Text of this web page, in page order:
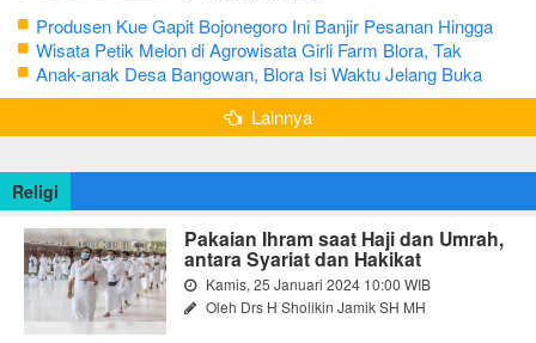
Produsen Kue Gapit Bojonegoro Ini Banjir Pesanan Hingga
Puluhan Juta di Bulan Ramadan
Wisata Petik Melon di Agrowisata Girli Farm Blora, Tak
Sampai 5 Hari Sudah Ludes Terjual
Anak-anak Desa Bangowan, Blora Isi Waktu Jelang Buka
Puasa dengan Latihan Gamelan
Lainnya
Religi
Pakaian Ihram saat Haji dan Umrah,
antara Syariat dan Hakikat
Kamis, 25 Januari 2024 10:00 WIB
Oleh Drs H Sholikin Jamik SH MH